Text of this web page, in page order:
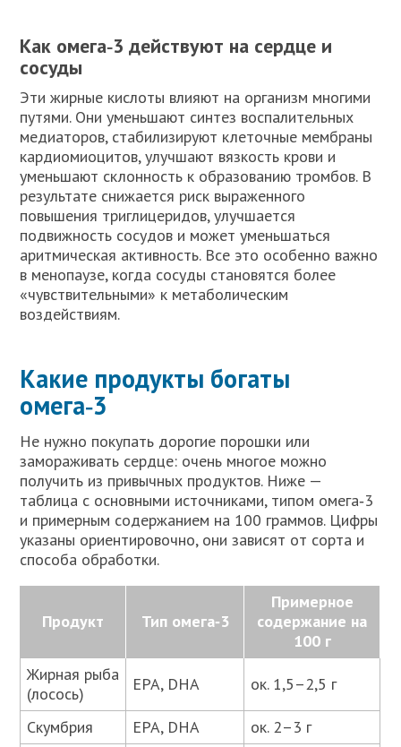
Как омега‑3 действуют на сердце и
сосуды
Эти жирные кислоты влияют на организм многими
путями. Они уменьшают синтез воспалительных
медиаторов, стабилизируют клеточные мембраны
кардиомиоцитов, улучшают вязкость крови и
уменьшают склонность к образованию тромбов. В
результате снижается риск выраженного
повышения триглицеридов, улучшается
подвижность сосудов и может уменьшаться
аритмическая активность. Все это особенно важно
в менопаузе, когда сосуды становятся более
«чувствительными» к метаболическим
воздействиям.
Какие продукты богаты
омега‑3
Не нужно покупать дорогие порошки или
замораживать сердце: очень многое можно
получить из привычных продуктов. Ниже —
таблица с основными источниками, типом омега‑3
и примерным содержанием на 100 граммов. Цифры
указаны ориентировочно, они зависят от сорта и
способа обработки.
Продукт Тип омега‑3
Примерное
содержание на
100 г
Жирная рыба
(лосось)
EPA, DHA ок. 1,5–2,5 г
Скумбрия EPA, DHA
ок. 2–3 г